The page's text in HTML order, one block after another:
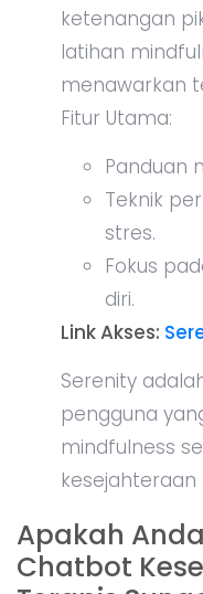
ketenangan
latihan
menawarkan
Fitur Utama:
Panduan
Teknik
stres.
Fokus
diri.
Link Akses:
Serenity
pengguna
mindfulness
kesejahteraan
Apakah
Chatbot